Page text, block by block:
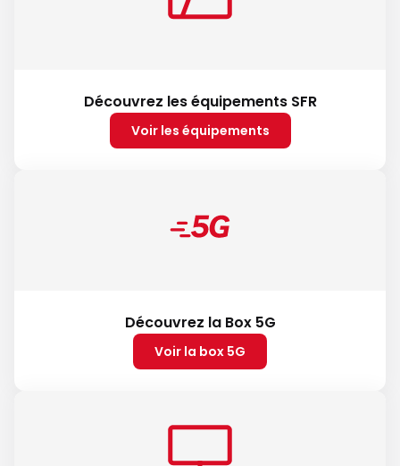
Découvrez les équipements SFR
Voir les équipements
Découvrez la Box 5G
Voir la box 5G